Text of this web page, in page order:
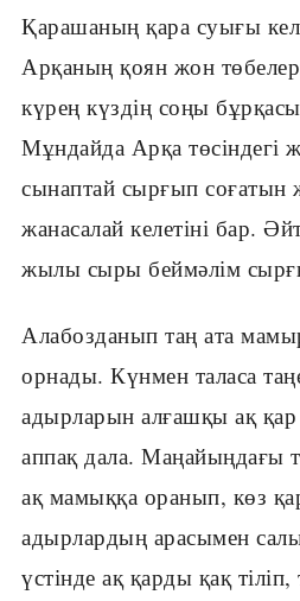
Қарашаның қара суығы
Арқаның қоян жон
күрең күздің соңы
Мұндайда Арқа төсіндегі
сынаптай сырғып
жанасалай келетіні бар.
жылы сыры беймәлім
Алабозданып таң ата
орнады. Күнмен таласа
адырларын алғашқы ақ
аппақ дала. Маңайыңдағы
ақ мамыққа оранып, көз
адырлардың арасымен
үстінде ақ қарды қақ